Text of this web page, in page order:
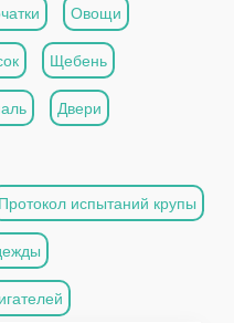
Овощи
Щебень
Двери
Протокол испытаний крупы